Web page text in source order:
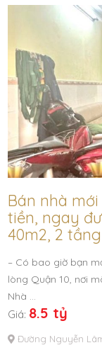
Bán nhà
tiền, ngay
40m2, 2
– Có bao giờ bạn
lòng Quận 10, nơi
Nhà …
Giá: 8.5 tỷ
Đường Nguyễn